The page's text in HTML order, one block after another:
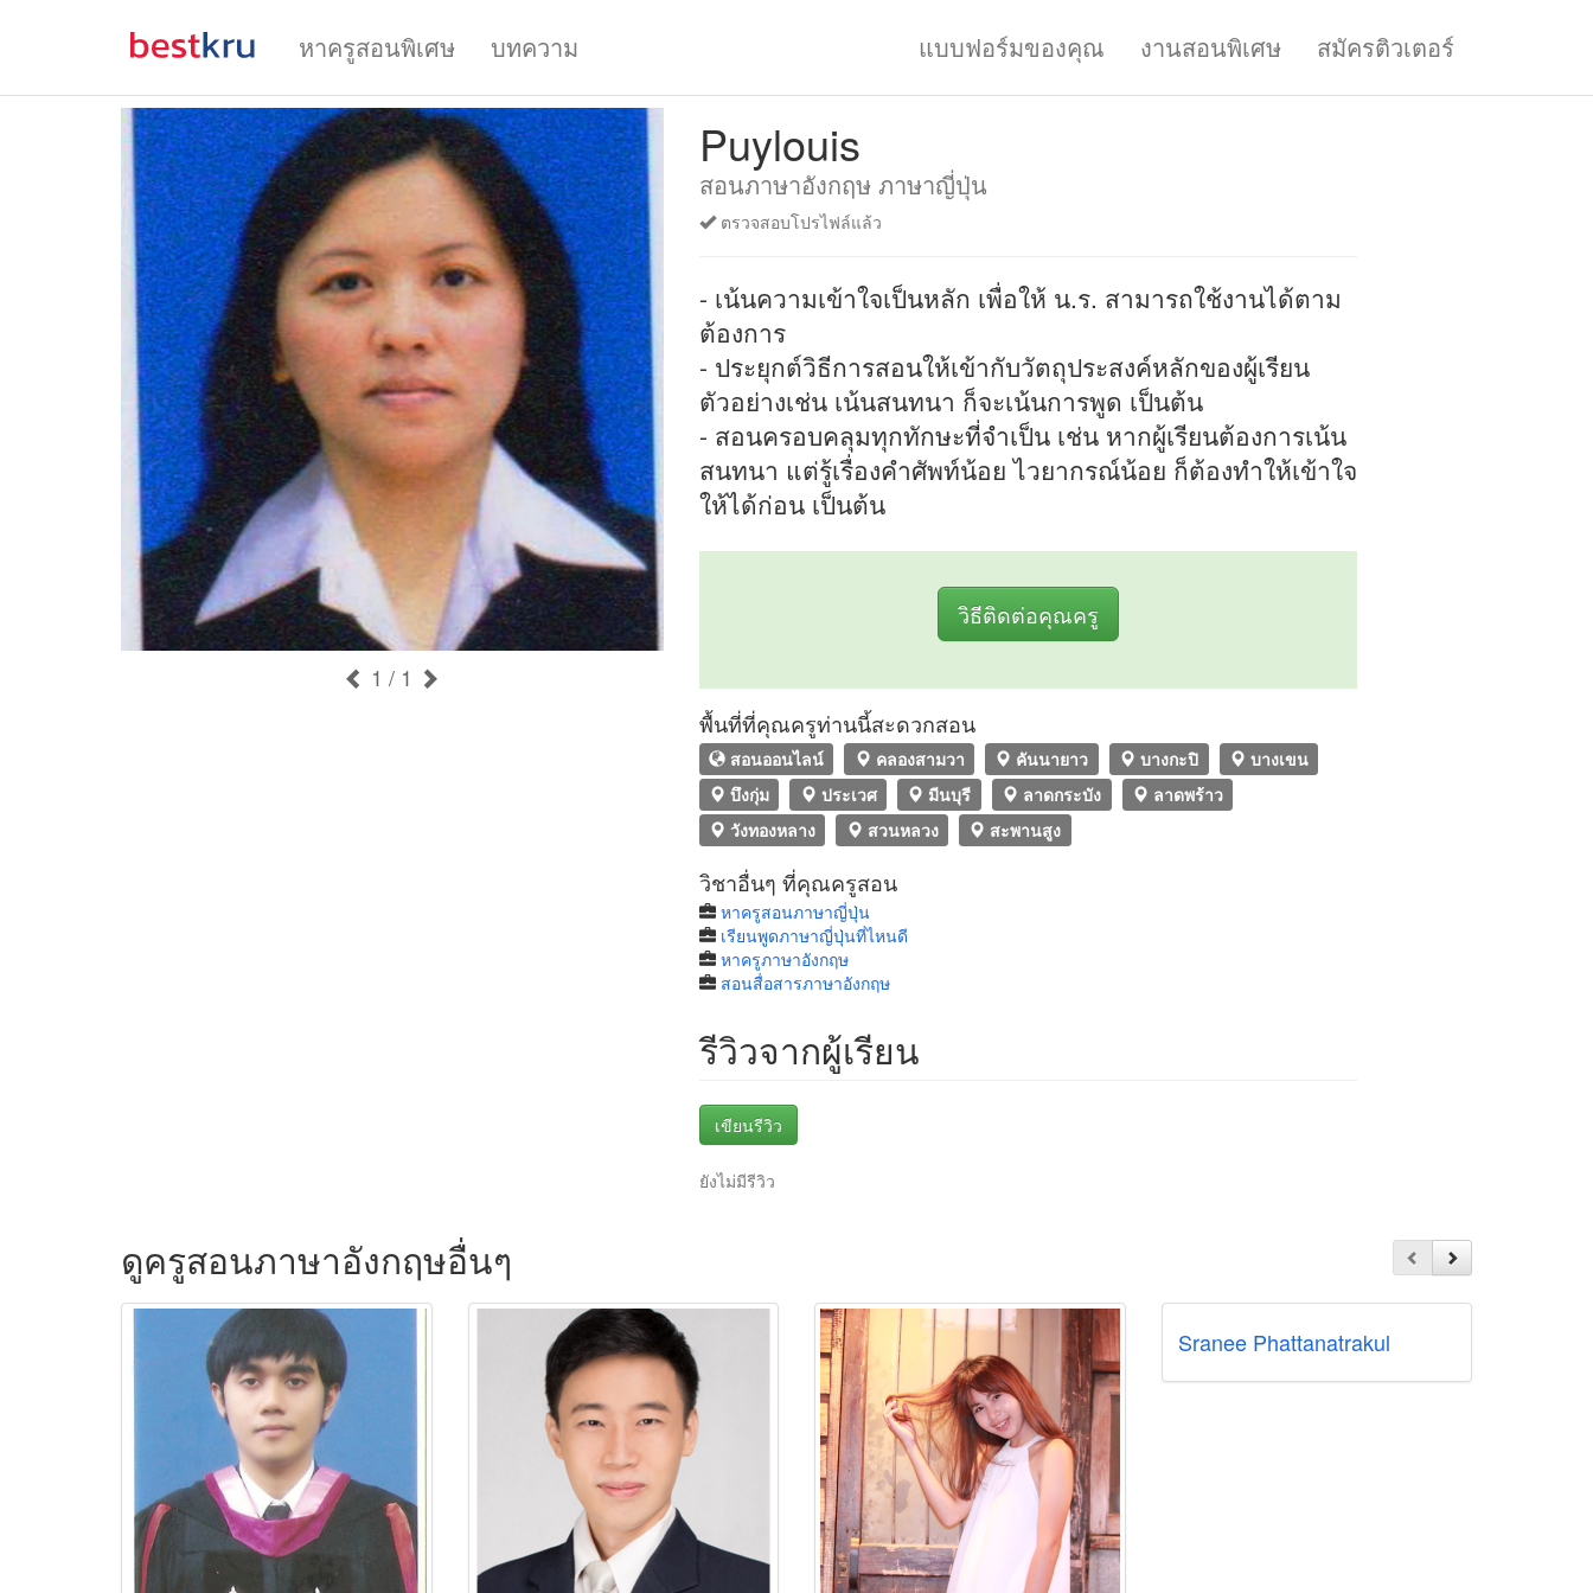
หาครูสอนพิเศษ บทความ แบบฟอร์มของคุณ งานสอนพิเศษ สมัครติวเตอร์
1 / 1
Puylouis
สอนภาษาอังกฤษ ภาษาญี่ปุ่น
ตรวจสอบโปรไฟล์แล้ว
- เน้นความเข้าใจเป็นหลัก เพื่อให้ น.ร. สามารถใช้งานได้ตาม
ต้องการ
- ประยุกต์วิธีการสอนให้เข้ากับวัตถุประสงค์หลักของผู้เรียน
ตัวอย่างเช่น เน้นสนทนา ก็จะเน้นการพูด เป็นต้น
- สอนครอบคลุมทุกทักษะที่จำเป็น เช่น หากผู้เรียนต้องการเน้น
สนทนา แต่รู้เรื่องคำศัพท์น้อย ไวยากรณ์น้อย ก็ต้องทำให้เข้าใจ
ให้ได้ก่อน เป็นต้น
วิธีติดต่อคุณครู
พื้นที่ที่คุณครูท่านนี้สะดวกสอน
สอนออนไลน์ คลองสามวา คันนายาว บางกะปิ
บางเขน
บึงกุ่ม
ประเวศ มีนบุรี ลาดกระบัง
ลาดพร้าว
วังทองหลาง
สวนหลวง สะพานสูง
วิชาอื่นๆ ที่คุณครูสอน
หาครูสอนภาษาญี่ปุ่น
เรียนพูดภาษาญี่ปุ่นที่ไหนดี
หาครูภาษาอังกฤษ
สอนสื่อสารภาษาอังกฤษ
รีวิวจากผู้เรียน
เขียนรีวิว
ยังไม่มีรีวิว
ดูครูสอนภาษาอังกฤษอื่นๆ
Sranee Phattanatrakul